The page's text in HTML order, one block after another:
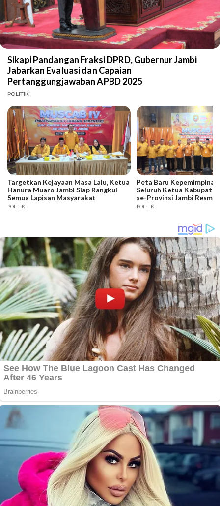
Sikapi Pandangan Fraksi DPRD, Gubernur Jambi
Jabarkan Evaluasi dan Capaian
Pertanggungjawaban APBD 2025
POLITIK
Targetkan Kejayaan Masa Lalu, Ketua
Hanura Muaro Jambi Siap Rangkul
Semua Lapisan Masyarakat
POLITIK
Peta Baru Kepemimpinan
Seluruh Ketua
se-Provinsi Jambi Resmi
POLITIK